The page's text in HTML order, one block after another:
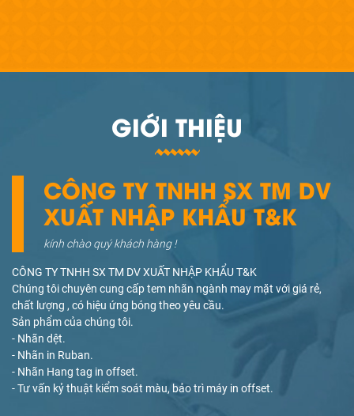
GIỚI THIỆU
CÔNG TY TNHH SX TM DV
XUẤT NHẬP KHẨU T&K
kính chào quý khách hàng !
CÔNG TY TNHH SX TM DV XUẤT NHẬP KHẨU T&K
Chúng tôi chuyên cung cấp tem nhãn ngành may mặt với giá rẻ,
chất lượng , có hiệu ứng bóng theo yêu cầu.
Sản phẩm của chúng tôi.
- Nhãn dệt.
- Nhãn in Ruban.
- Nhãn Hang tag in offset.
- Tư vấn kỷ thuật kiểm soát màu, bảo trì máy in offset.